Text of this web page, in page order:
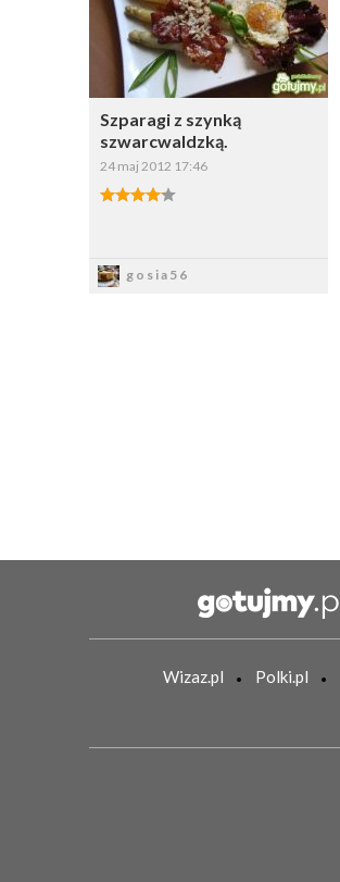
Szparagi z szynką
szwarcwaldzką.
24 maj 2012 17:46
gosia56
Wizaz.pl Polki.pl